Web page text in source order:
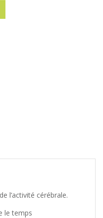
l’activité cérébrale.
le temps